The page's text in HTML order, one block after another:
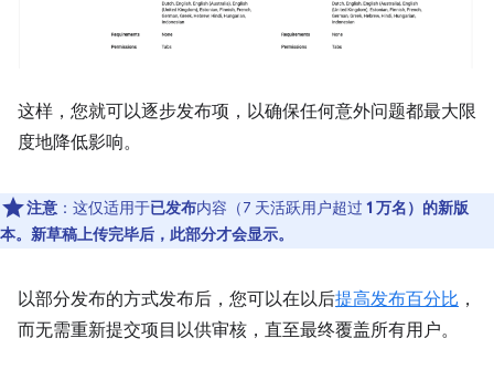
这样，您就可以逐步发布项，以确保任何意外问题都最大限
度地降低影响。
注意 ：这仅适用于已发布内容（7 天活跃用户超过 1 万名）的新版
本。新草稿上传完毕后，此部分才会显示。
以部分发布的方式发布后，您可以在以后提高发布百分比 ，
而无需重新提交项目以供审核，直至最终覆盖所有用户。